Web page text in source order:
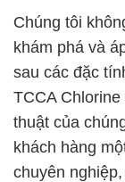
Chúng tôi
khám phá và
sau các đặc
TCCA
thuật của
khách hàng
chuyên